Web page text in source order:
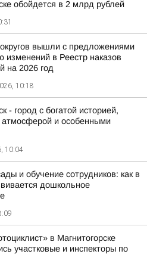
обойдется в 2 млрд рублей
вышли с предложениями
изменений в Реестр наказов
на 2026 год
10:18
- город с богатой историей,
атмосферой и особенными
10:04
и обучение сотрудников: как в
дошкольное
в Магнитогорске
участковые и инспекторы по